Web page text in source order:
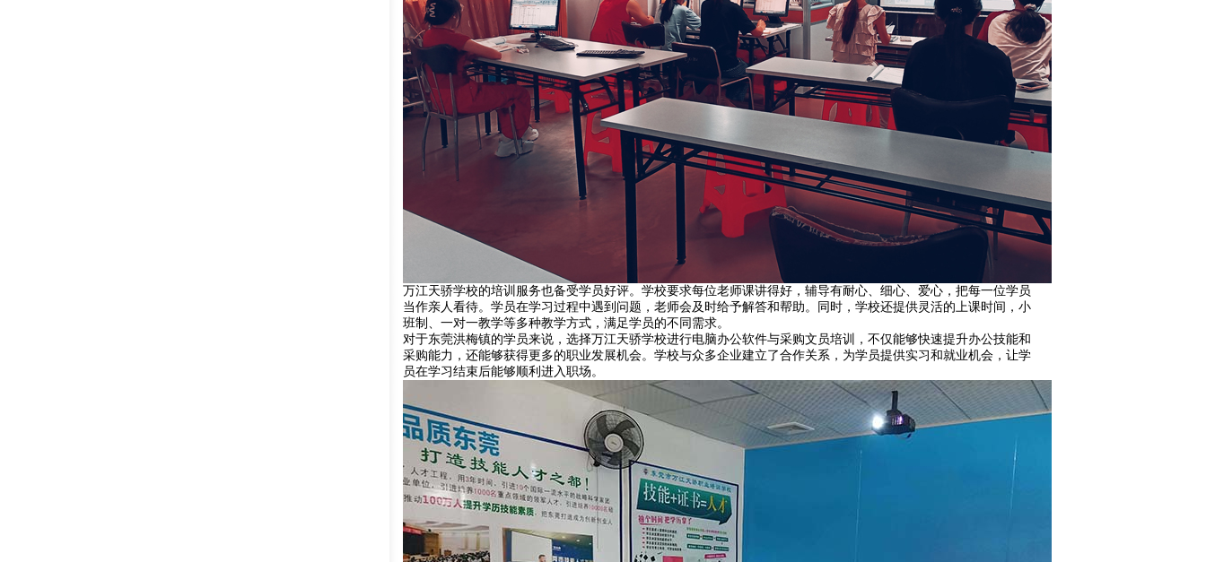
万江天骄学校的培训服务也备受学员好评。学校要求每位老师课讲得好，辅导有耐心、细心、爱心，把每一位学员
当作亲人看待。学员在学习过程中遇到问题，老师会及时给予解答和帮助。同时，学校还提供灵活的上课时间，小
班制、一对一教学等多种教学方式，满足学员的不同需求。
对于东莞洪梅镇的学员来说，选择万江天骄学校进行电脑办公软件与采购文员培训，不仅能够快速提升办公技能和
采购能力，还能够获得更多的职业发展机会。学校与众多企业建立了合作关系，为学员提供实习和就业机会，让学
员在学习结束后能够顺利进入职场。